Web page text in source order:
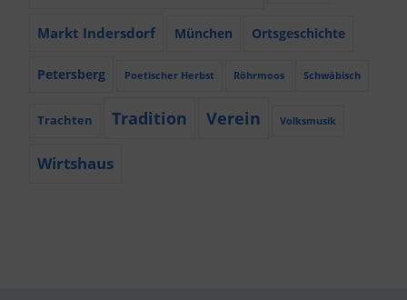
Markt Indersdorf München Ortsgeschichte
Petersberg Poetischer Herbst Röhrmoos Schwäbisch
Trachten Tradition Verein Volksmusik
Wirtshaus